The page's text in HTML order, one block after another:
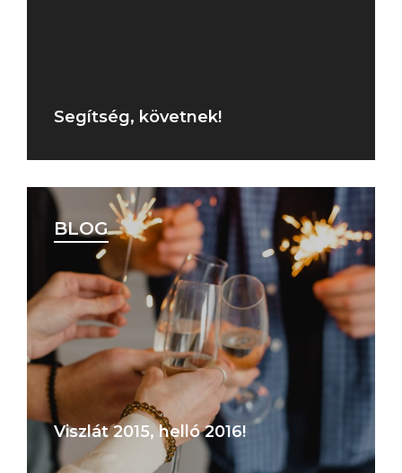
Segítség, követnek!
BLOG
Viszlát 2015, helló 2016!